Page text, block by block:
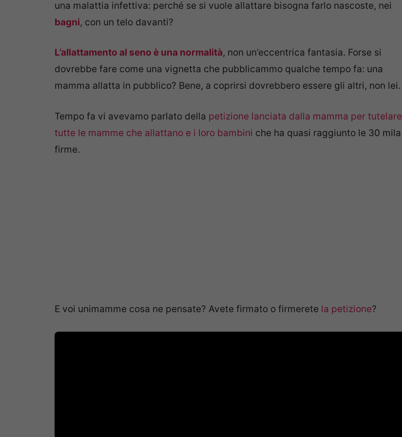
una malattia infettiva: perché se si vuole allattare bisogna farlo nascoste, nei
bagni, con un telo davanti?
L’allattamento al seno è una normalità, non un’eccentrica fantasia. Forse si
dovrebbe fare come una vignetta che pubblicammo qualche tempo fa: una
mamma allatta in pubblico? Bene, a coprirsi dovrebbero essere gli altri, non lei.
Tempo fa vi avevamo parlato della petizione lanciata dalla mamma per tutelare
tutte le mamme che allattano e i loro bambini che ha quasi raggiunto le 30 mila
firme.
E voi unimamme cosa ne pensate? Avete firmato o firmerete la petizione?